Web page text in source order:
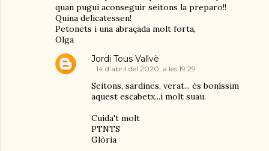
quan pugui aconseguir seitons la preparo!!
Quina delicatessen!
Petonets i una abraçada molt forta,
Olga
Jordi Tous Vallvè
14 d’abril del 2020, a les 19:29
Seitons, sardines, verat... és boníssim
aquest escabetx...i molt suau.
Cuida't molt
PTNTS
Glòria